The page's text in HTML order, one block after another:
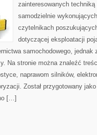
zainteresowanych
samodzielnie
czytelnikach
dotyczącej eksploatacji
samochodowego, jednak
Na stronie można znaleźć
naprawom silników,
Został przygotowany
[…]